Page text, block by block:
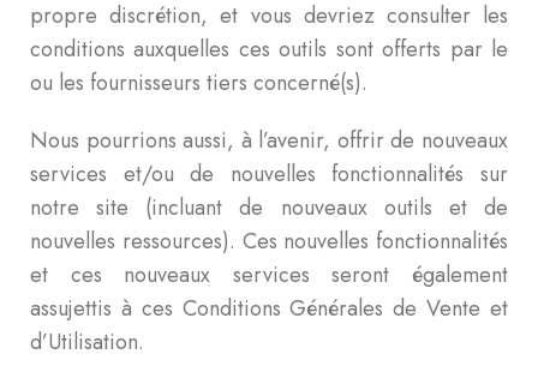
propre discrétion, et vous devriez consulter les
conditions auxquelles ces outils sont offerts par le
ou les fournisseurs tiers concerné(s).
Nous pourrions aussi, à l’avenir, offrir de nouveaux
services et/ou de nouvelles fonctionnalités sur
notre site (incluant de nouveaux outils et de
nouvelles ressources). Ces nouvelles fonctionnalités
et ces nouveaux services seront également
assujettis à ces Conditions Générales de Vente et
d’Utilisation.